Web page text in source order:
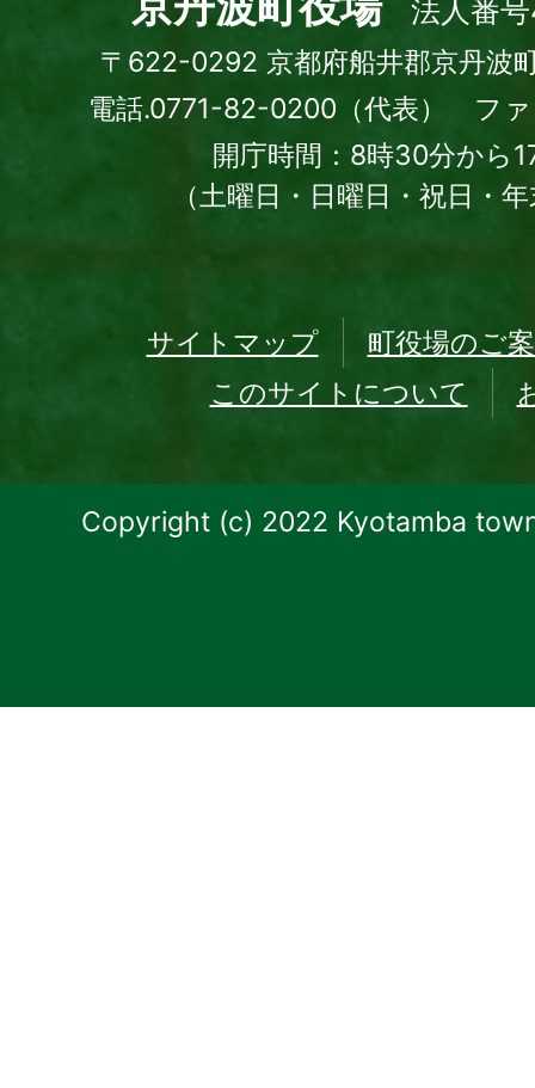
法人番
〒622-0292 京都府船井郡京丹波
電話.0771-82-0200（代表） フ
開庁時間：8時30分から
（土曜日・日曜日・祝日・
サイトマップ
町役場のご
このサイトについて
Copyright (c) 2022 Kyotamba